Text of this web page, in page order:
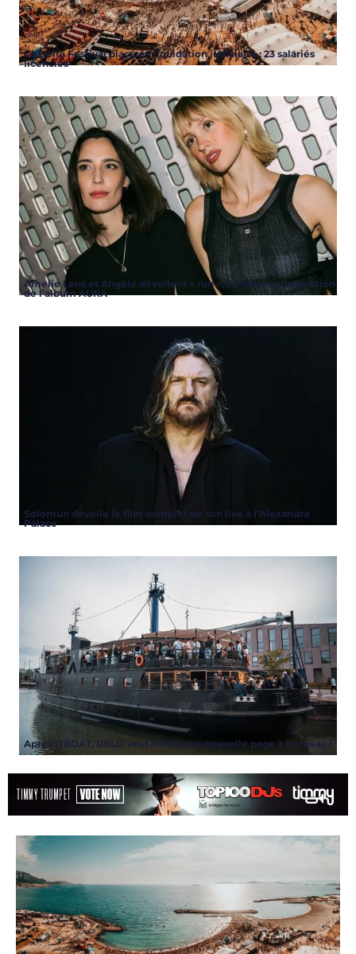
Le Delta Festival placé en liquidation judiciaire : 23 salariés
licenciés
Amelie Lens et Angèle dévoilent « run », l’unique collaboration
de l’album AURA
Solomun dévoile le film complet de son live à l’Alexandra
Palace
Après l’IBOAT, UBLO veut écrire une nouvelle page à Bordeaux
ARTICLES,EVENT,